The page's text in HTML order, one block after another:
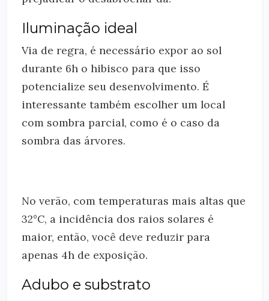
Iluminação ideal
Via de regra, é necessário expor ao sol
durante 6h o hibisco para que isso
potencialize seu desenvolvimento. É
interessante também escolher um local
com sombra parcial, como é o caso da
sombra das árvores.
No verão, com temperaturas mais altas que
32°C, a incidência dos raios solares é
maior, então, você deve reduzir para
apenas 4h de exposição.
Adubo e substrato